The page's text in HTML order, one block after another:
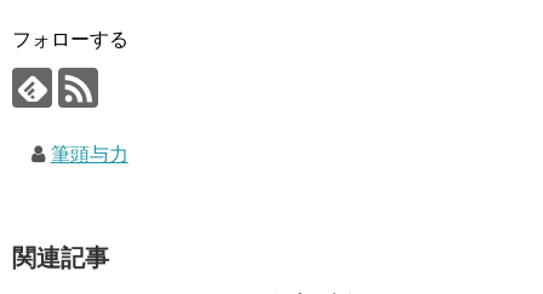
フォローする
筆頭与力
関連記事